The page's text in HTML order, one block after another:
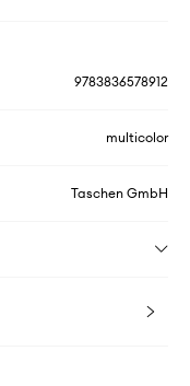
9783836578912
multicolor
Taschen GmbH